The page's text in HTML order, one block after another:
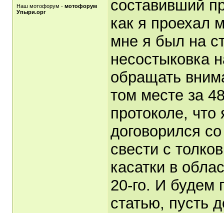
Наш мотофорум - мотофорум
Упыри.орг
составивший
как я проехал
мне я был на
несостыковка
обращать
том месте за
протоколе,
договорился
свести с
касатки в
20-го. И будем
статью, пусть